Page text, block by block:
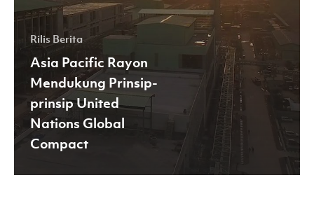
Global
Compact
Rilis Berita
Asia Pacific Rayon
Mendukung Prinsip-
prinsip United
Nations Global
Compact